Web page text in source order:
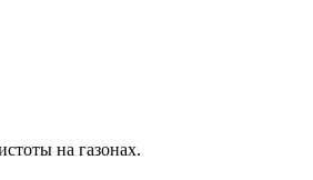
на газонах.